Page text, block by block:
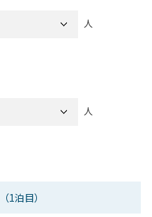
人
人
（1泊目）